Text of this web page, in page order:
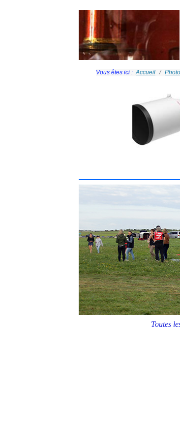
Vous êtes ici :Accueil
Toutes